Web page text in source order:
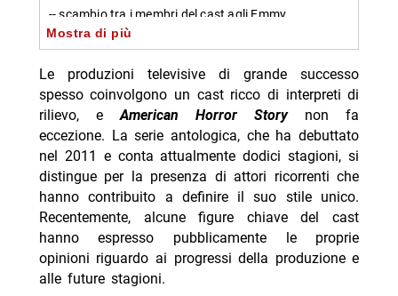
-- scambio tra i membri del cast agli Emmy
- possibili sviluppi futuri per american horror story
-- status attuale delle stagioni successive
-- impegni paralleli del creatore Ryan Murphy
-- Scopri di più da Jump the shark
-- RispondiAnnulla risposta
- Ascolti TV 6 agosto 2026: vince Battiti Live
- Un’estate ai Caraibi stasera su Rete 4: trama e cast
- Mbappé ed Ester Expósito coppia dell’estate 2026?
- Marco Bocci 48 anni: compleanno in Spagna con
Mostra di più
Le produzioni televisive di grande successo
spesso coinvolgono un cast ricco di interpreti di
rilievo, eAmerican Horror Storynon fa
eccezione. La serie antologica, che ha debuttato
nel 2011 e conta attualmente dodici stagioni, si
distingue per la presenza di attori ricorrenti che
hanno contribuito a definire il suo stile unico.
Recentemente, alcune figure chiave del cast
hanno espresso pubblicamente le proprie
opinioni riguardo ai progressi della produzione e
alle future stagioni.